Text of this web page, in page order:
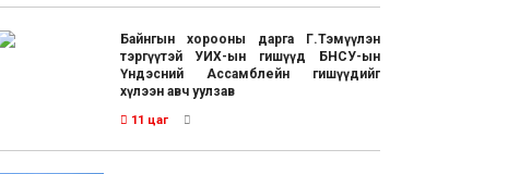
Байнгын хорооны дарга Г.Тэмүүлэн
тэргүүтэй УИХ-ын гишүүд БНСУ-ын
Үндэсний Ассамблейн гишүүдийг
хүлээн авч уулзав
11 цаг